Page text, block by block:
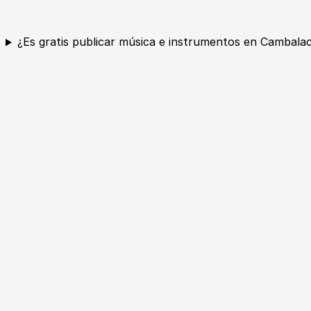
¿Es gratis publicar música e instrumentos en